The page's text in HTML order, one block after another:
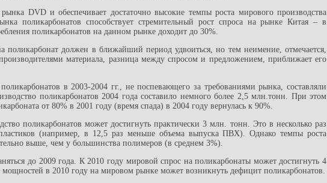
DVD и обеспечивает достаточно высокие темпы роста мирового производства
поликарбонатов способствует стремительный рост спроса на рынке Китая – в
поликарбонатов на данном рынке доходит до 30%.
поликарбонат должен в ближайший период удвоиться, но тем неимение, отмечается,
материала, разница между спросом и предложением, приближает его
в 2003-2004 гг., не поспевающего за требованиями рынка, составляли
поликарбонатов 2004 года составило немного более 2,5 млн.тонн. При этом
от 80% в 2001 году (время спада) в 2004 году вернулась к 90%.
поликарбонатов может достигнуть практически 3 млн. тонн. Это в несколько раз
(например, в 12,5 раз меньше объема выпуска ПВХ). Однако темпы роста
выше, чем у большинства полимеров (в среднем 3%).
до 2009 года. К 2010 году мировой спрос на поликарбонаты может достигнуть 4
в 2010 году на мировом рынке может возникнуть дефицит поликарбонатов.